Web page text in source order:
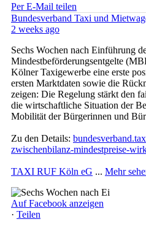
Per E-Mail teilen
Bundesverband Taxi und
2 weeks ago
Sechs Wochen nach Einführung
Mindestbeförderungsentgelte
Kölner Taxigewerbe eine erste
ersten Marktdaten sowie die
zeigen: Die Regelung stärkt den
die wirtschaftliche Situation der
Mobilität der Bürgerinnen und
Zu den Details:
zwischenbilanz-mindestpreise-
TAXI RUF Köln eG ... Mehr
Auf Facebook anzeigen
· Teilen